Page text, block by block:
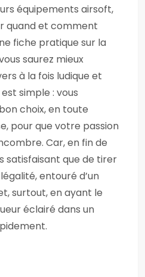
équipements airsoft,
quand et comment
fiche pratique sur la
saurez mieux
à la fois ludique et
simple : vous
choix, en toute
pour que votre passion
Car, en fin de
satisfaisant que de tirer
entouré d’un
surtout, en ayant le
éclairé dans un